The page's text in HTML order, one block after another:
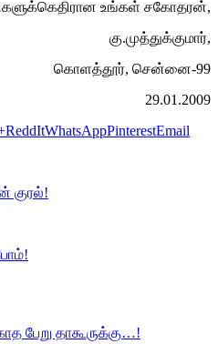
உங்கள் சகோதரன்,
கு.முத்துக்குமார்,
கொளத்தூர், சென்னை-99
29.01.2009
ReddItWhatsAppPinterestEmail
குரல்!
பேறு தாகூருக்கு…!